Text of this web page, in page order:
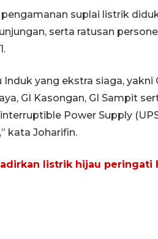
suplai listrik
serta ratusan
yang ekstra siaga, yakni
GI Kasongan, GI Sampit
Power Supply
kata Joharifin.
listrik hijau peringati